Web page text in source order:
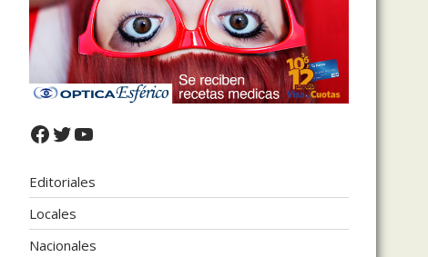
Facebook
Twitter
YouTube
Editoriales
Locales
Nacionales